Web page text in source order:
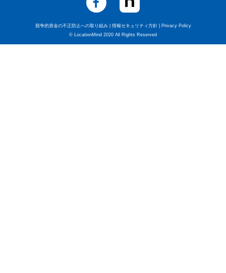
競争的資金の不正防止への取り組み|情報セキュリティ方針|
Privacy Policy
© LocationMind 2020 All Rights Reserved